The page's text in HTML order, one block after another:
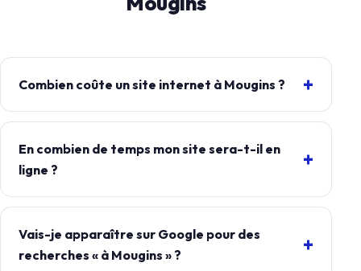
Combien coûte un site internet à Mougins ?
En combien de temps mon site sera-t-il en
ligne ?
Vais-je apparaître sur Google pour des
recherches « à Mougins » ?